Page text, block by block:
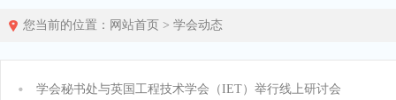
您当前的位置： 网站首页 > 学会动态
学会秘书处与英国工程技术学会（IET）举行线上研讨会